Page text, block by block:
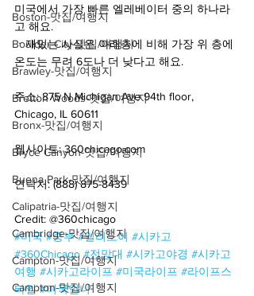
Boston-맛집/여행지
Boulder City-맛집/여행지
Brawley-맛집/여행지
Bretton Woods-맛집/여행지
Bronx-맛집/여행지
Bryce Canyon-맛집/여행지
Buena Park-맛집/여행지
Calipatria-맛집/여행지
Cambridge-맛집/여행지
Campton-맛집/여행지
Campton-맛집/여행지
미국에서 가장 빠른 엘레베이터 중의 하나라
고 해요.
ㆍ재밌는 사실은 아래층에 비해 가장 위 층에
온도는 무려 6도나 더 낮다고 해요.
주소: 875 N Michigan Ave 94th floor,
Chicago, IL 60611
웹사이트: 360chicago.com
연락처: (888) 875-8439
Credit: @360chicago
#미국 #중부 #일리노이 #시카고
#360Chicago #전망대 #시카고야경 #시카고
여행 #시카고라이프 #미국라이프 #라이프스
타일 #미국언니